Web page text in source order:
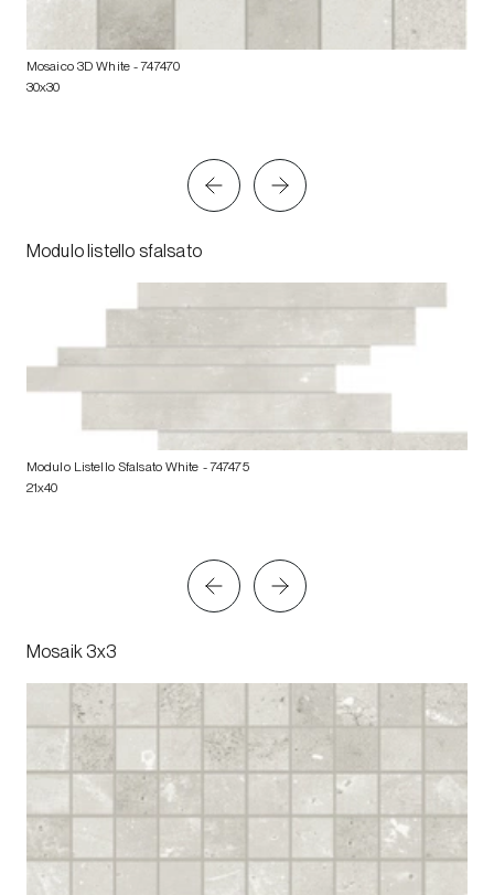
Mosaico 3D White- 747470
30x30
Modulo listello sfalsato
Modulo Listello Sfalsato White - 747475
21x40
Mosaik 3x3